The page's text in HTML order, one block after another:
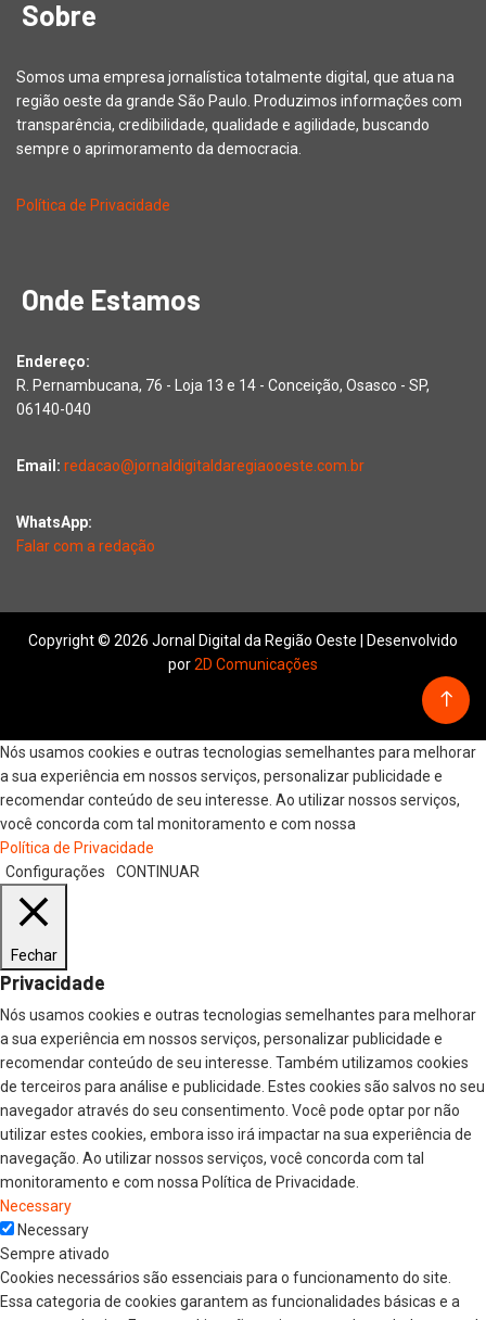
Sobre
Somos uma empresa jornalística totalmente digital, que atua na
região oeste da grande São Paulo. Produzimos informações com
transparência, credibilidade, qualidade e agilidade, buscando
sempre o aprimoramento da democracia.
Política de Privacidade
Onde Estamos
Endereço:
R. Pernambucana, 76 - Loja 13 e 14 - Conceição, Osasco - SP,
06140-040
Email: redacao@jornaldigitaldaregiaooeste.com.br
WhatsApp:
Falar com a redação
Copyright © 2026 Jornal Digital da Região Oeste | Desenvolvido
por2D Comunicações
Nós usamos cookies e outras tecnologias semelhantes para melhorar
a sua experiência em nossos serviços, personalizar publicidade e
recomendar conteúdo de seu interesse. Ao utilizar nossos serviços,
você concorda com tal monitoramento e com nossa
Política de Privacidade
Configurações
CONTINUAR
Fechar
Privacidade
Nós usamos cookies e outras tecnologias semelhantes para melhorar
a sua experiência em nossos serviços, personalizar publicidade e
recomendar conteúdo de seu interesse. Também utilizamos cookies
de terceiros para análise e publicidade. Estes cookies são salvos no seu
navegador através do seu consentimento. Você pode optar por não
utilizar estes cookies, embora isso irá impactar na sua experiência de
navegação. Ao utilizar nossos serviços, você concorda com tal
monitoramento e com nossa Política de Privacidade.
Necessary
Necessary
Sempre ativado
Cookies necessários são essenciais para o funcionamento do site.
Essa categoria de cookies garantem as funcionalidades básicas e a